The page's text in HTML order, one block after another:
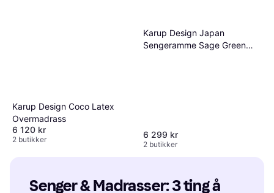
Carpe Diem Wenge Sängben
13cm
Karup Design Coco Latex
Overmadrass
6 120 kr
2 butikker
Karup Design Japan
Sengeramme Sage Green
6 299 kr
2 butikker
Senger & Madrasser: 3 ting å